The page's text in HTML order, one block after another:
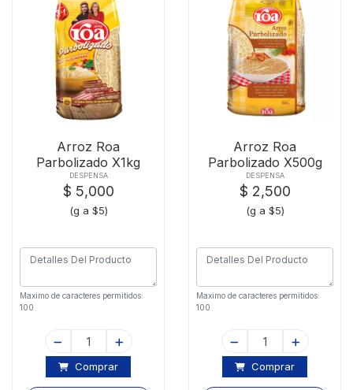
Arroz Roa
Parbolizado X1kg
DESPENSA
$ 5,000
(g a $5)
Maximo de caracteres permitidos:
100
Comprar
Arroz Roa
Parbolizado X500g
DESPENSA
$ 2,500
(g a $5)
Maximo de caracteres permitidos:
100
Comprar